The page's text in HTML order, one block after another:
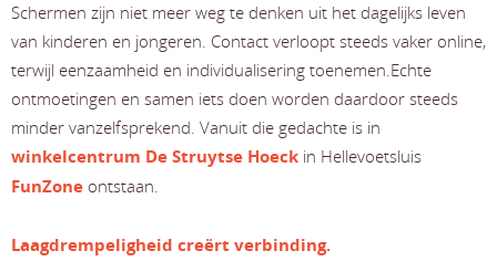
Schermen zijn niet meer weg te denken uit het dagelijks leven
van kinderen en jongeren. Contact verloopt steeds vaker online,
terwijl eenzaamheid en individualisering toenemen.Echte
ontmoetingen en samen iets doen worden daardoor steeds
minder vanzelfsprekend. Vanuit die gedachte is in
winkelcentrum De Struytse Hoeck in Hellevoetsluis
FunZone ontstaan.
Laagdrempeligheid creërt verbinding.